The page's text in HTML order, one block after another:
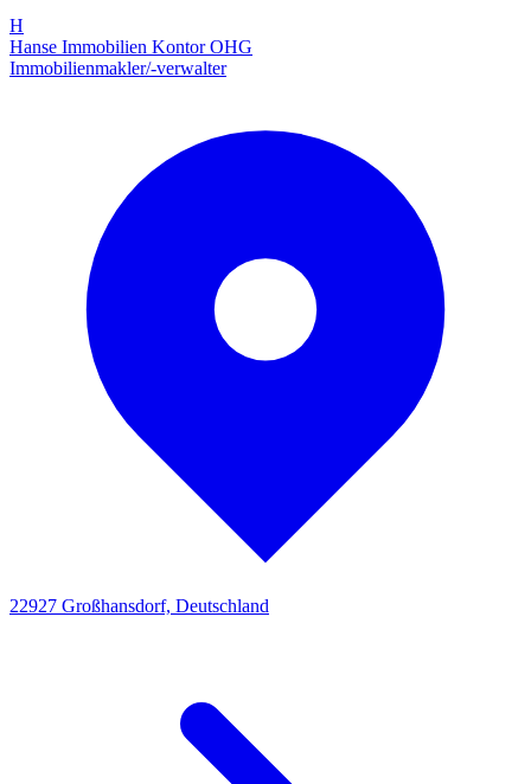
H
Hanse Immobilien Kontor OHG
Immobilienmakler/-verwalter
22927 Großhansdorf, Deutschland